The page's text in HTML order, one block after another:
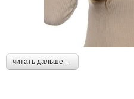
читать дальше →